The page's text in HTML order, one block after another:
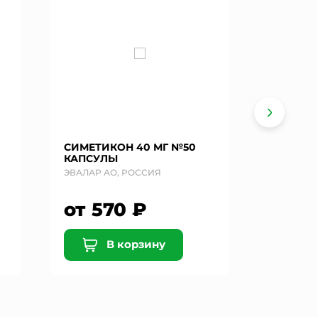
СИМЕТИКОН 40 МГ №50
КАПСУЛЫ
ЭВАЛАР АО, РОССИЯ
от 570 ₽
В корзину